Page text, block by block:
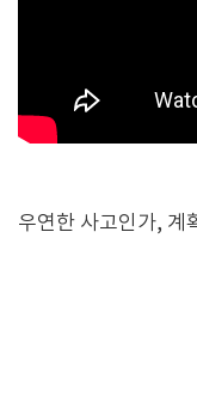
우연한 사고인가, 계